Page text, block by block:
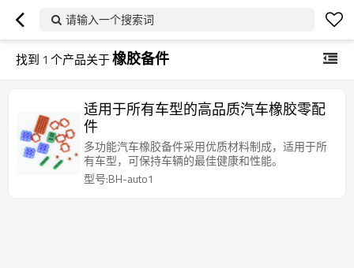
请输入一个搜索词
找到 1 个产品关于橡胶备件
适用于所有车型的高品质汽车橡胶零配
件
多功能汽车橡胶备件采用优质材料制成，适用于所
有车型，可保持车辆的最佳健康和性能。
型号:BH-auto1